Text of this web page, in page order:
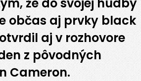
občas aj prvky black
aj v rozhovore
z pôvodných
Cameron.